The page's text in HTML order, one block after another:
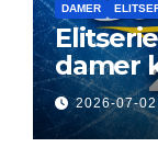
DAMER
damer
Next
2026-07-02